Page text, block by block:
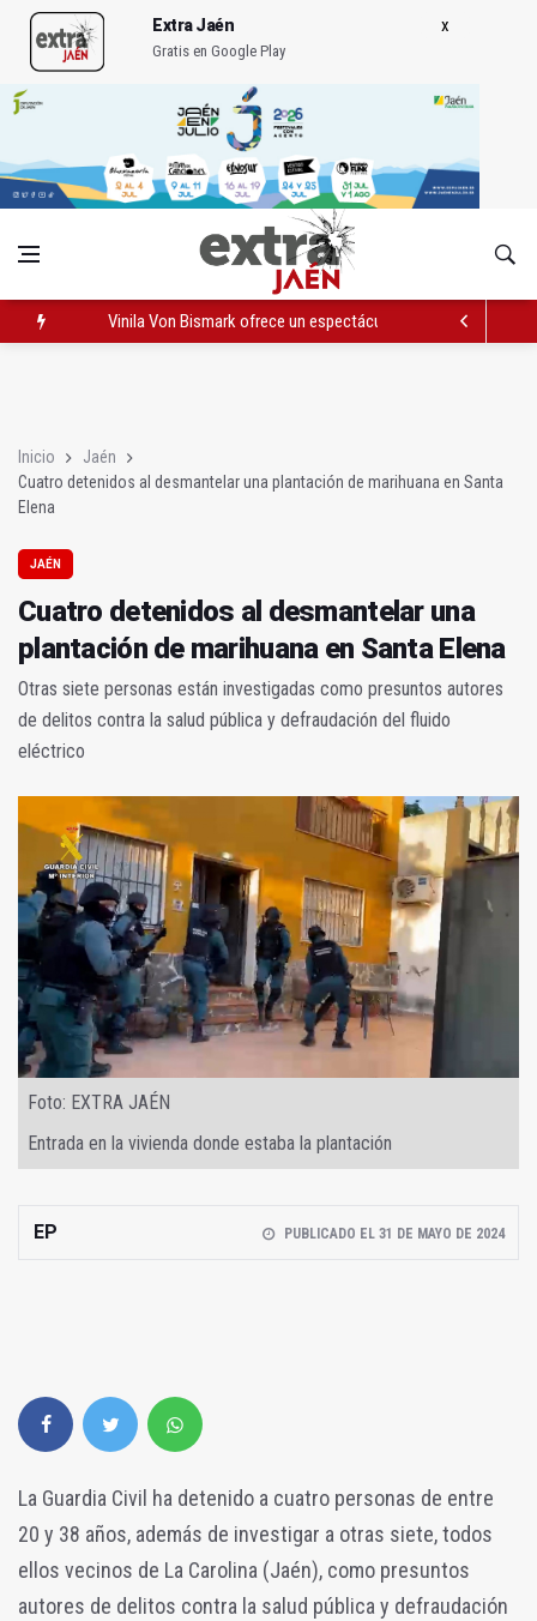
Extra Jaén
Gratis en Google Play
Vinila Von Bismark ofrece un espectáculo "rompedor" en el
Inicio
Jaén
Cuatro detenidos al desmantelar una plantación de marihuana en Santa
Elena
JAÉN
Cuatro detenidos al desmantelar una
plantación de marihuana en Santa Elena
Otras siete personas están investigadas como presuntos autores
de delitos contra la salud pública y defraudación del fluido
eléctrico
Foto: EXTRA JAÉN
Entrada en la vivienda donde estaba la plantación
EP PUBLICADO EL 31 DE MAYO DE 2024
La Guardia Civil ha detenido a cuatro personas de entre
20 y 38 años, además de investigar a otras siete, todos
ellos vecinos de La Carolina (Jaén), como presuntos
autores de delitos contra la salud pública y defraudación